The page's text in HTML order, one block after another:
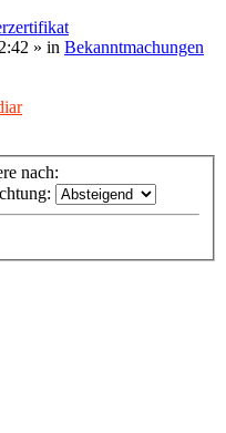
» in Bekanntmachungen
nach: